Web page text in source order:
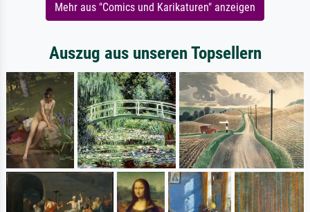
Mehr aus "Comics und Karikaturen" anzeigen
Auszug aus unseren Topsellern